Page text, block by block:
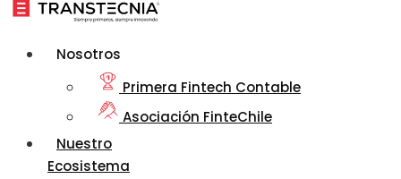
Nosotros
Primera Fintech Contable
Asociación FinteChile
Nuestro
Ecosistema